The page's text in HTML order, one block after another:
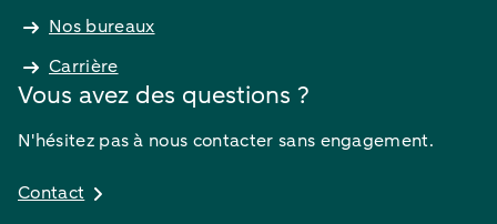
Nos bureaux
Carrière
Vous avez des questions ?
N'hésitez pas à nous contacter sans engagement.
Contact